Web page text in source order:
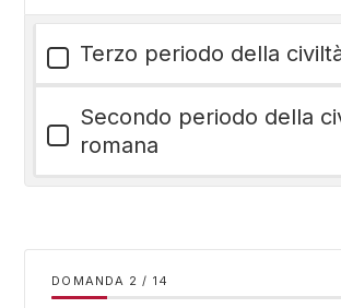
Terzo periodo della
Secondo periodo della
romana
DOMANDA / 14